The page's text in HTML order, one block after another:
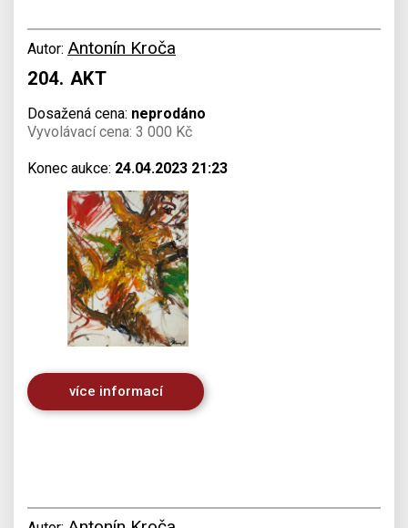
Autor: Antonín Kroča
204. AKT
Dosažená cena: neprodáno
Vyvolávací cena: 3 000 Kč
Konec aukce: 24.04.2023 21:23
více informací